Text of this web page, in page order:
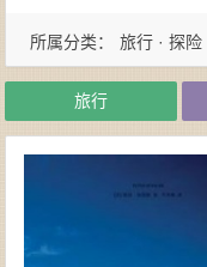
所属分类： 旅行 · 探险
旅行